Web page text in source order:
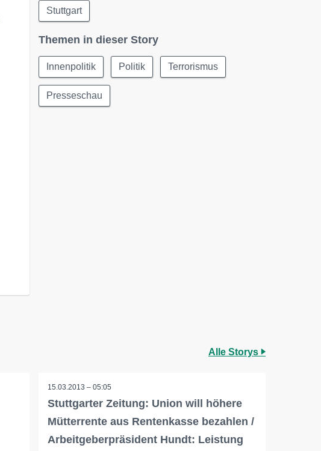
Stuttgart
Themen in dieser Story
Innenpolitik Politik Terrorismus
Presseschau
Alle Storys
15.03.2013 – 05:05
Stuttgarter Zeitung: Union will höhere
Mütterrente aus Rentenkasse bezahlen /
Arbeitgeberpräsident Hundt: Leistung